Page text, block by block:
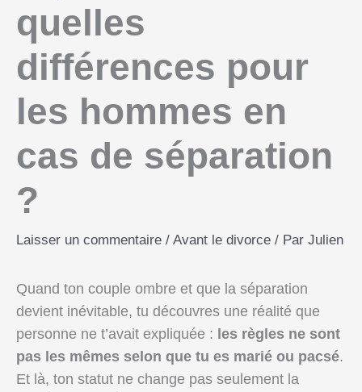
quelles
différences pour
les hommes en
cas de séparation
?
Laisser un commentaire / Avant le divorce / Par Julien
Quand ton couple ombre et que la séparation
devient inévitable, tu découvres une réalité que
personne ne t’avait expliquée : les règles ne sont
pas les mêmes selon que tu es marié ou pacsé.
Et là, ton statut ne change pas seulement la